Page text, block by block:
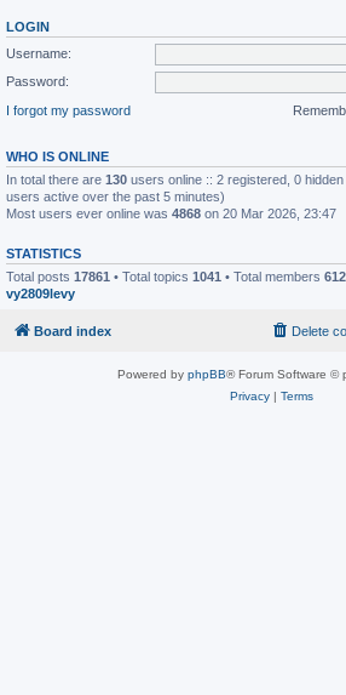
LOGIN
Username:
Password:
I forgot my password
WHO IS ONLINE
In total there are 130 users online :: 2 registered, 0
users active over the past 5 minutes)
Most users ever online was 4868 on 20 Mar 2026, 23:47
STATISTICS
Total posts 17861 • Total topics 1041 • Total members 612
vy2809levy
Board index Delete
Powered by phpBB® Forum Software ©
Privacy| Terms